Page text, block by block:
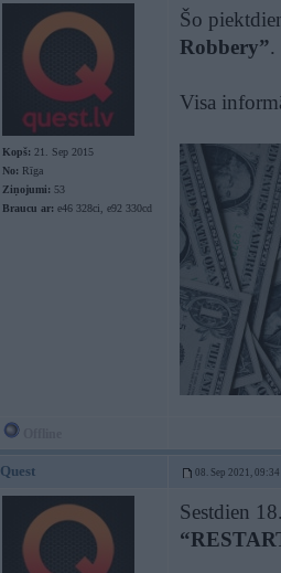
Kopš: 21. Sep 2015
No: Rīga
Ziņojumi: 53
Braucu ar: e46 328ci, e92 330cd
Šo
Robbery”.
Visa
Quest 08. Sep 2021, 09:34
Sestdien